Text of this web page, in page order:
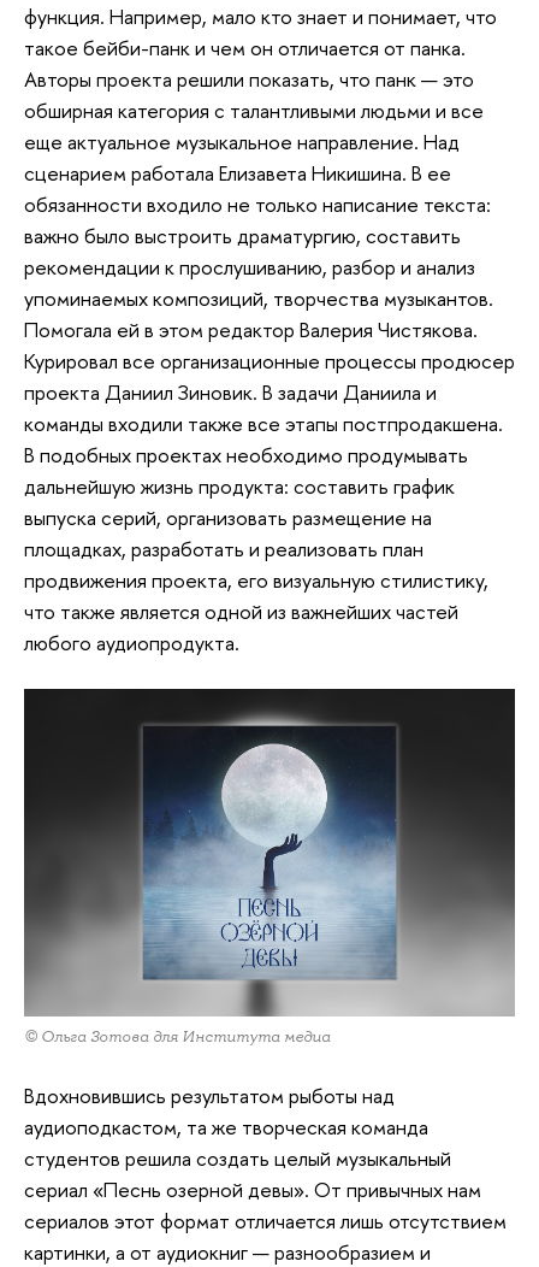
функция. Например, мало кто знает и понимает, что
такое бейби-панк и чем он отличается от панка.
Авторы проекта решили показать, что панк — это
обширная категория с талантливыми людьми и все
еще актуальное музыкальное направление. Над
сценарием работала Елизавета Никишина. В ее
обязанности входило не только написание текста:
важно было выстроить драматургию, составить
рекомендации к прослушиванию, разбор и анализ
упоминаемых композиций, творчества музыкантов.
Помогала ей в этом редактор Валерия Чистякова.
Курировал все организационные процессы продюсер
проекта Даниил Зиновик. В задачи Даниила и
команды входили также все этапы постпродакшена.
В подобных проектах необходимо продумывать
дальнейшую жизнь продукта: составить график
выпуска серий, организовать размещение на
площадках, разработать и реализовать план
продвижения проекта, его визуальную стилистику,
что также является одной из важнейших частей
любого аудиопродукта.
© Ольга Зотова для Института медиа
Вдохновившись результатом рыботы над
аудиоподкастом, та же творческая команда
студентов решила создать целый музыкальный
сериал «Песнь озерной девы». От привычных нам
сериалов этот формат отличается лишь отсутствием
картинки, а от аудиокниг — разнообразием и